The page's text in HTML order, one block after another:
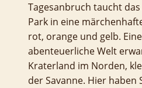
Tagesanbruch taucht
Park in eine
rot, orange und gelb.
abenteuerliche Welt
Kraterland im Norden,
der Savanne. Hier haben